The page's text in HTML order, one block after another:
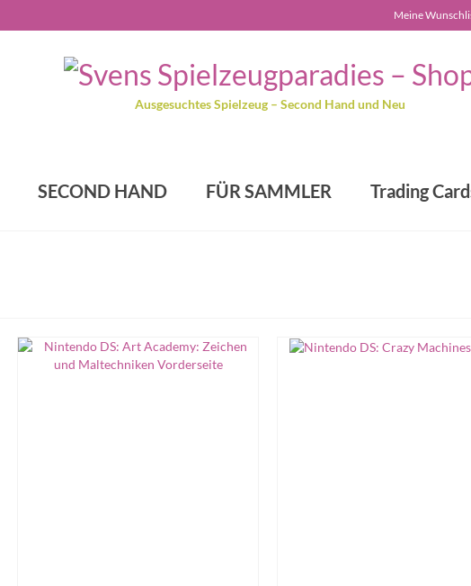
Meine
Ausgesuchtes Spielzeug – Second Hand und Neu
SECOND HAND FÜR SAMMLER Trading